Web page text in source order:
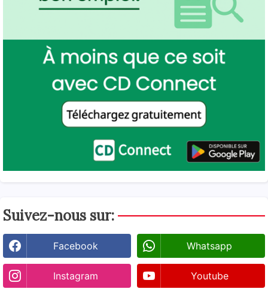
Suivez-nous sur:
Facebook Whatsapp
Instagram Youtube